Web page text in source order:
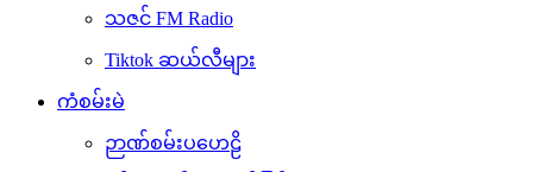
သဇင် FM Radio
Tiktok ဆယ်လီများ
ကံစမ်းမဲ
ဉာဏ်စမ်းပဟေဠိ